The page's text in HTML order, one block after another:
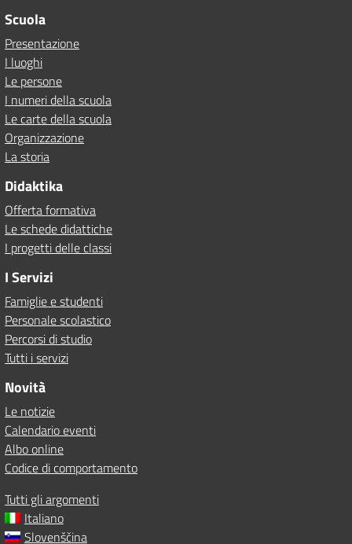
Scuola
Presentazione
I luoghi
Le persone
I numeri della scuola
Le carte della scuola
Organizzazione
La storia
Didaktika
Offerta formativa
Le schede didattiche
I progetti delle classi
I Servizi
Famiglie e studenti
Personale scolastico
Percorsi di studio
Tutti i servizi
Novità
Le notizie
Calendario eventi
Albo online
Codice di comportamento
Tutti gli argomenti
Italiano
Slovenščina